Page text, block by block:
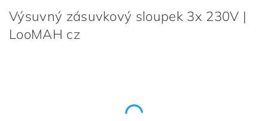
Výsuvný zásuvkový sloupek 3x 230V |
LooMAH cz